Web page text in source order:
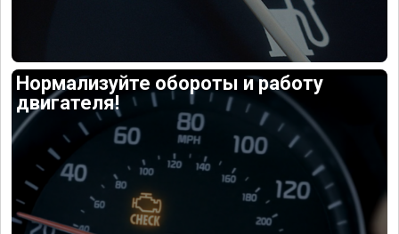
Нормализуйте обороты и работу
двигателя!